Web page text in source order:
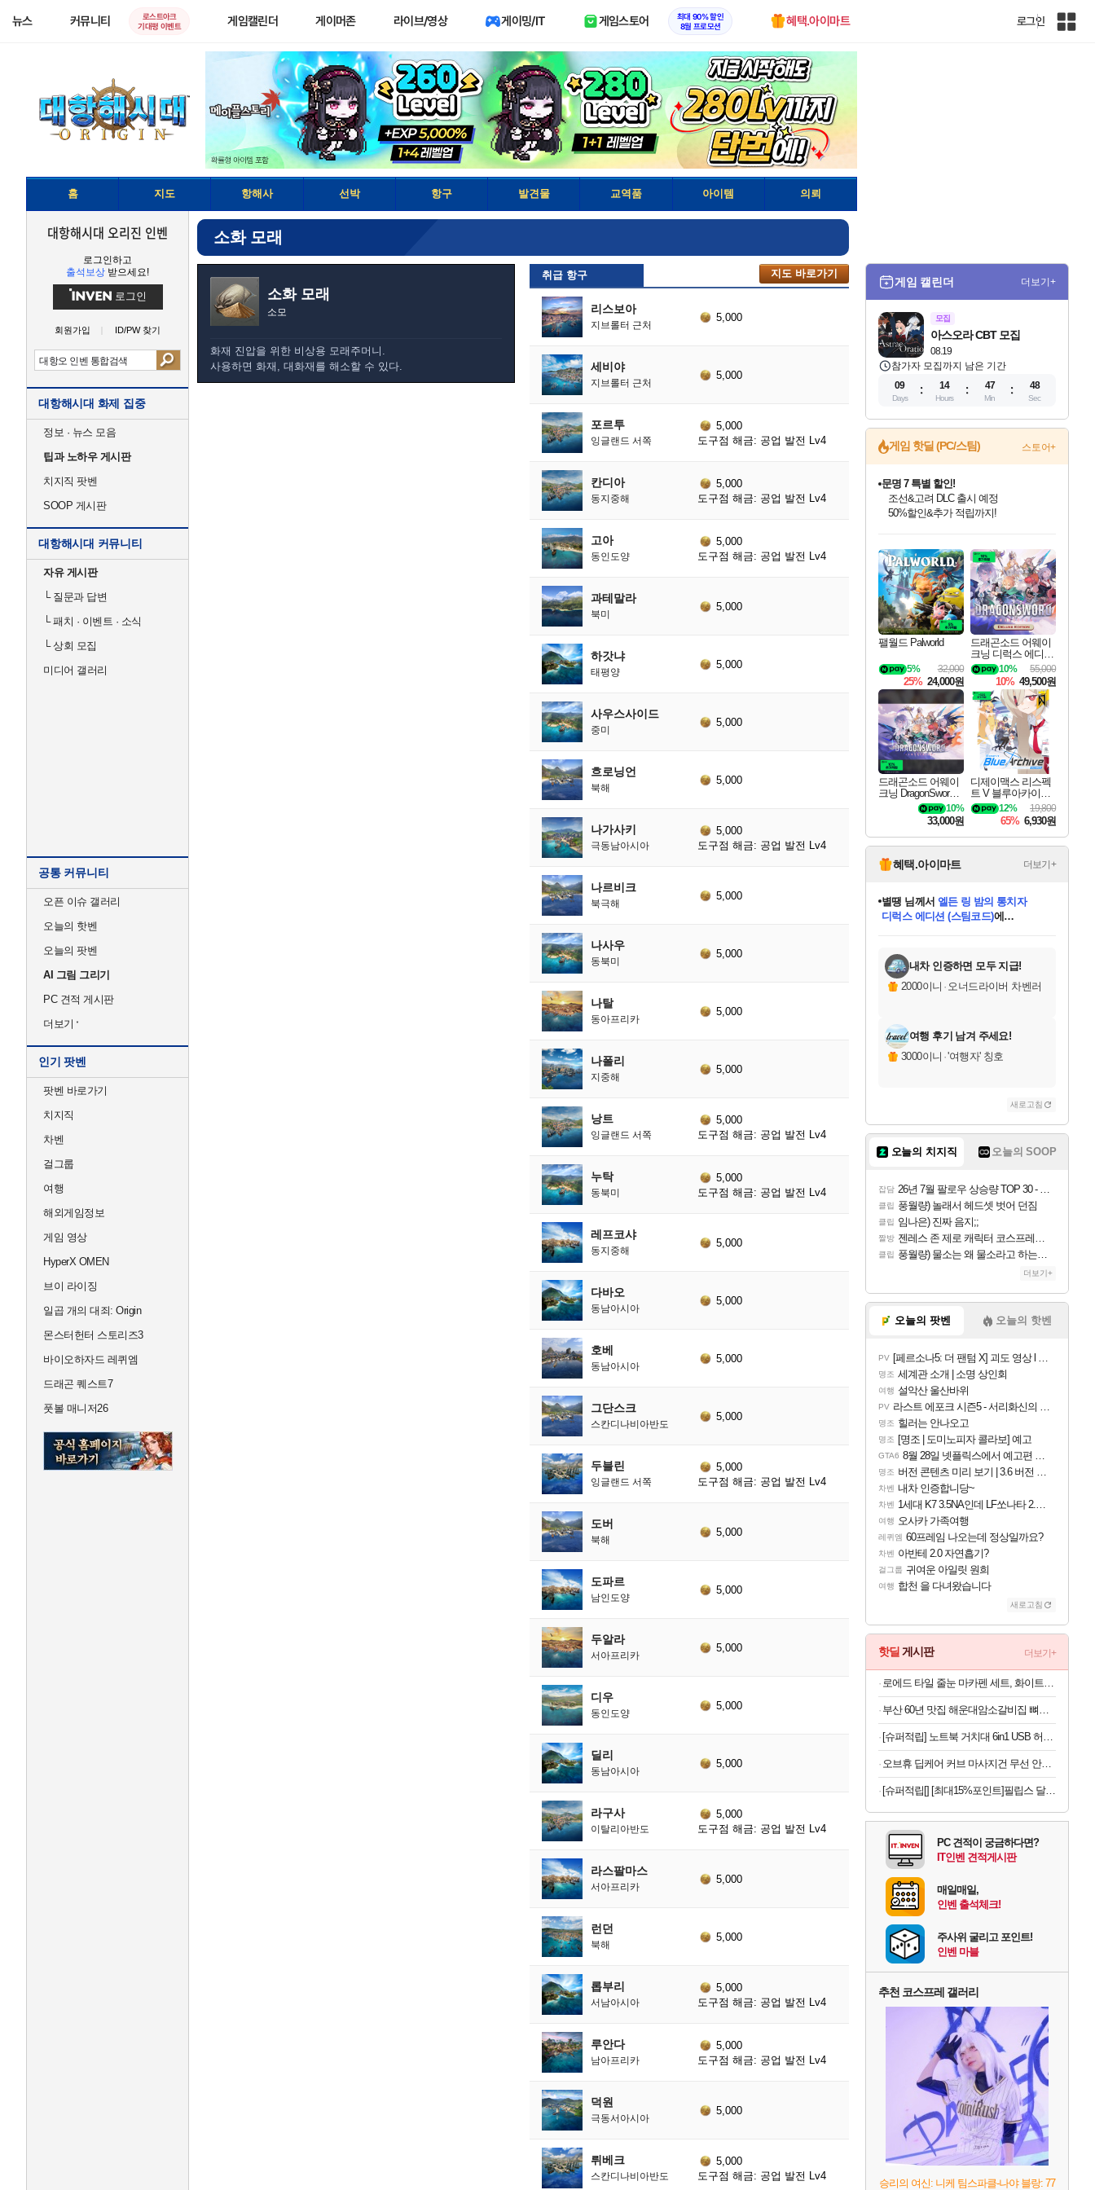
뉴스 커뮤니티
로스트아크
기대평 이벤트
게임캘린더 게이머존 라이브/영상 게이밍/IT 게임스토어
최대 90% 할인
8월 프로모션
혜택.아이마트 로그인
인
홈 지도 항해사 선박 항구 발견물 교역품 아이템 의뢰
대항해시대 오리진 인벤
로그인하고
출석보상 받으세요!
로그인
회원가입 ID/PW 찾기
대항해시대 화제 집중
정보 · 뉴스 모음
팁과 노하우 게시판
치지직 팟벤
SOOP 게시판
대항해시대 커뮤니티
자유 게시판
└질문과 답변
└패치 · 이벤트 · 소식
└상회 모집
미디어 갤러리
공통 커뮤니티
오픈 이슈 갤러리
오늘의 핫벤
오늘의 팟벤
AI 그림 그리기
PC 견적 게시판
더보기
인기 팟벤
팟벤 바로가기
치지직
차벤
걸그룹
여행
해외게임정보
게임 영상
HyperX OMEN
브이 라이징
일곱 개의 대죄: Origin
몬스터헌터 스토리즈3
바이오하자드 레퀴엠
드래곤 퀘스트7
풋볼 매니저26
소화 모래
소화 모래
소모
화재 진압을 위한 비상용 모래주머니.
사용하면 화재, 대화재를 해소할 수 있다.
취급 항구 지도 바로가기
리스보아
지브롤터 근처
5,000
세비야
지브롤터 근처
5,000
포르투
잉글랜드 서쪽
5,000
도구점 해금: 공업 발전 Lv4
칸디아
동지중해
5,000
도구점 해금: 공업 발전 Lv4
고아
동인도양
5,000
도구점 해금: 공업 발전 Lv4
과테말라
북미
5,000
하갓냐
태평양
5,000
사우스사이드
중미
5,000
흐로닝언
북해
5,000
나가사키
극동남아시아
5,000
도구점 해금: 공업 발전 Lv4
나르비크
북극해
5,000
나사우
동북미
5,000
나탈
동아프리카
5,000
나폴리
지중해
5,000
낭트
잉글랜드 서쪽
5,000
도구점 해금: 공업 발전 Lv4
누탁
동북미
5,000
도구점 해금: 공업 발전 Lv4
레프코샤
동지중해
5,000
다바오
동남아시아
5,000
호베
동남아시아
5,000
그단스크
스칸디나비아반도
5,000
두블린
잉글랜드 서쪽
5,000
도구점 해금: 공업 발전 Lv4
도버
북해
5,000
도파르
남인도양
5,000
두알라
서아프리카
5,000
디우
동인도양
5,000
딜리
동남아시아
5,000
라구사
이탈리아반도
5,000
도구점 해금: 공업 발전 Lv4
라스팔마스
서아프리카
5,000
런던
북해
5,000
롭부리
서남아시아
5,000
도구점 해금: 공업 발전 Lv4
루안다
남아프리카
5,000
도구점 해금: 공업 발전 Lv4
덕원
극동서아시아
5,000
뤼베크
스칸디나비아반도
5,000
도구점 해금: 공업 발전 Lv4
게임 캘린더 더보기+
모집
08.19
아스오라 CBT 모집
참가자 모집까지 남은 기간
09
Days
14
Hours
47
Min
47
Sec
게임 핫딜 (PC/스팀) 스토어+
최대 90% 할인가를 만나보세요!
네이버혜택과 함께 만나보세요!
문명 7 특별 할인!
조선&고려 DLC 출시 예정
50%할인&추가 적립까지!
마블 투혼 파이팅 소울즈 정식출시!
마블 히어로 총 출동&화려한 격투!
네이버 포인트 혜택까지!
이니&베니 혜택까지!
네이버 혜택가와 함께 예약하세요!
할인&네이버혜택으로 만나보세요!
네이버페이 혜택과 만나보세요!
40주년 프로모션으로 만나보세요!
할인가에 만나보세요!
일부 에디션 상시 할인!
혜택으로 예약 판매 중
편안하게 충전하세요
팰월드 Palworld
32,000
5%
25% 24,000원
드래곤소드 어웨이
크닝 디럭스 에디션
DragonSword Awake
ning Deluxe Edition
55,000
10%
10% 49,500원
드래곤소드 어웨이
크닝 DragonSword A
10%
33,000원
디제이맥스 리스펙
트 V 블루아카이브
팩 DJMAX RESPE
CT V Blue Archive P
ack DLC
19,800
12%
65% 6,930원
혜택.아이마트 더보기+
교환.
당첨되셨습니다.
니코 님께서 (본편포함) 데이브 더
다이버 인 더 정글 번들 (스팀코드)
당첨되셨습니다.
당첨되셨습니다.
당첨되셨습니다.
당첨되셨습니다.
당첨되셨습니다.
에디션 (스팀코드)를 교환.
당첨되셨습니다.
내차 인증하면 모두 지급!
2000이니 · 오너드라이버 차벤러
여행 후기 남겨 주세요!
3000이니 ·'여행자' 칭호
새로고침
오늘의 치지직 오늘의 SOOP
잡담 26년 7월 팔로우 상승량 TOP 30 - 월간 치지직
클립 풍월량) 놀래서 헤드셋 벗어 던짐
클립 임나은) 진짜 음지;;
짤방 젠레스 존 제로 캐릭터 코스프레한 꽁주
클립 풍월량) 물소는 왜 물소라고 하는거야? 아! 그만 ㅋㅋ 알았어 ㅋㅋ
더보기+
오늘의 팟벤 오늘의 핫벤
PV [페르소나5: 더 팬텀 X] 괴도 영상 l 타카마키 안·댄싱 스타
명조 세계관 소개 | 소명 상인회
여행 설악산 울산바위
PV 라스트 에포크 시즌5 - 서리화신의 분노 티저
명조 힐러는 안나오고
명조 [명조 | 도미노피자 콜라보] 예고
GTA6 8월 28일 넷플릭스에서 예고편 공개 예정
명조 버전 콘텐츠 미리 보기 | 3.6 버전 「신기루 속 등불 그림자, 속세에 깃든 검의 결심」이 8월 20일에 업데이트됩니다!
차벤 내차 인증합니당~
차벤 1세대 K7 3.5NA인데 LF쏘나타 2.0NA 기변하면 유류비 절약이 얼마나 될까요..?
여행 오사카 가족여행
레퀴엠 60프레임 나오는데 정상일까요?
차벤 아반테 2.0 자연흡기?
걸그룹 귀여운 아일릿 원희
여행 합천 을 다녀왔습니다
새로고침
핫딜 게시판 더보기+
로에드 타일 줄눈 마카펜 세트, 화이트, 5P, 1세트
부산 60년 맛집 해운대암소갈비집 뼈없는 갈비탕 800g*5팩 (총 4kg) | 살코기 듬뿍 순살 소 갈비탕 진한 국물
[슈퍼적립] 노트북 거치대 6in1 USB 허브형 높이 조절 받침대 스탠드 LD204H
오브휴 딥케어 커브 마사지건 무선 안마기 4종 헤드오늘출발
[슈퍼적립[] [최대15%포인트]필립스 달걀 계란찜기 반숙 계란삶는기계 에그쿠커 멀티쿠커 호빵 고구마찜기 3000시리즈 HD9137/90
PC 견적이 궁금하다면?
IT인벤 견적게시판
매일매일,
인벤 출석체크!
주사위 굴리고 포인트!
인벤 마블
추천 코스프레 갤러리
승리의 여신: 니케 팀스파클-나야 블랑: 77